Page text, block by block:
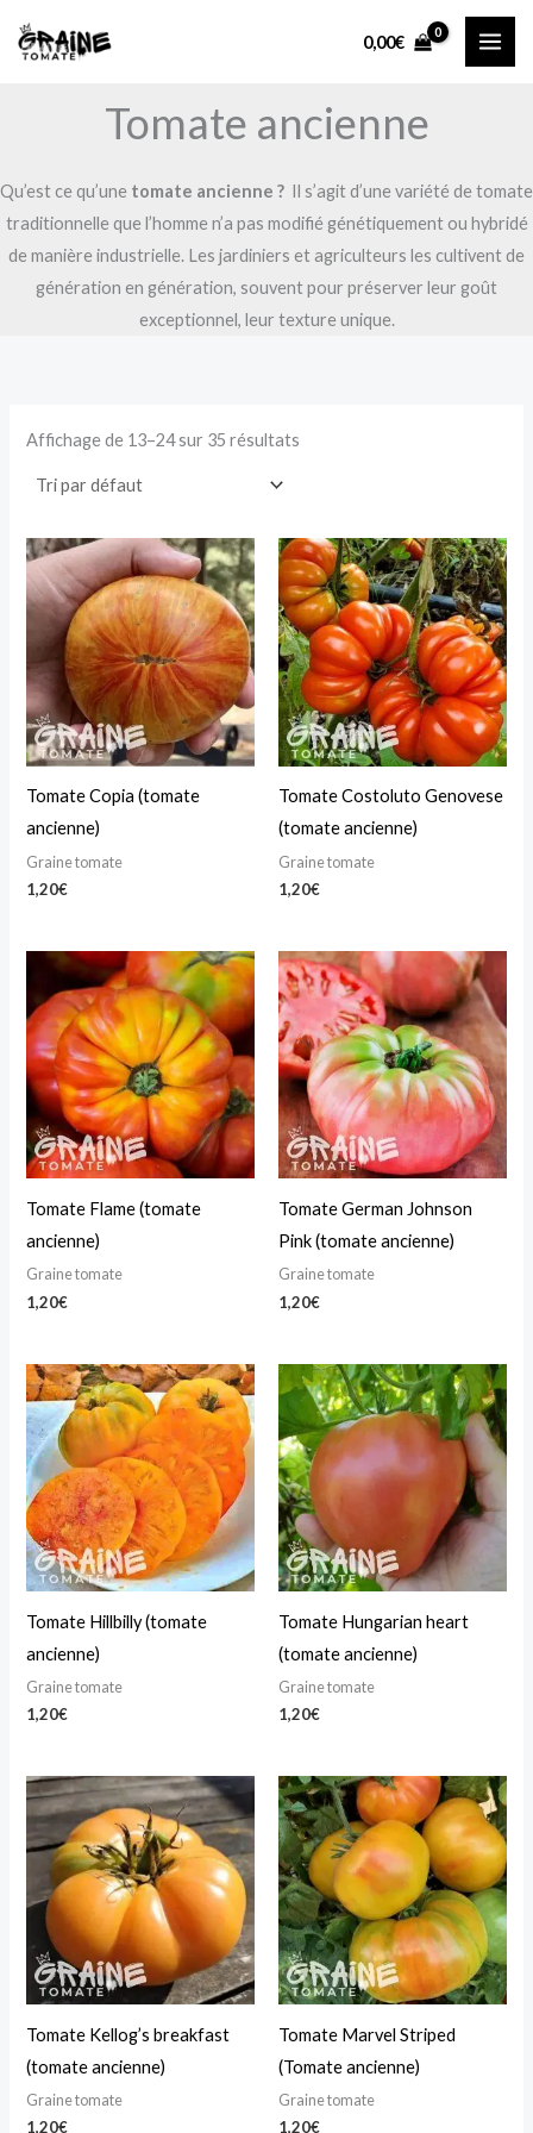
0,00€
Tomate ancienne
Qu’est ce qu’une tomate ancienne ? Il s’agit d’une variété de tomate
traditionnelle que l’homme n’a pas modifié génétiquement ou hybridé
de manière industrielle. Les jardiniers et agriculteurs les cultivent de
génération en génération, souvent pour préserver leur goût
exceptionnel, leur texture unique.
Affichage de 13–24 sur 35 résultats
Tomate Copia (tomate
ancienne)
Graine tomate
1,20€
Tomate Costoluto Genovese
(tomate ancienne)
Graine tomate
1,20€
Tomate Flame (tomate
ancienne)
Graine tomate
1,20€
Tomate German Johnson
Pink (tomate ancienne)
Graine tomate
1,20€
Tomate Hillbilly (tomate
ancienne)
Graine tomate
1,20€
Tomate Hungarian heart
(tomate ancienne)
Graine tomate
1,20€
Tomate Kellog’s breakfast
(tomate ancienne)
Graine tomate
1,20€
Tomate Marvel Striped
(Tomate ancienne)
Graine tomate
1,20€